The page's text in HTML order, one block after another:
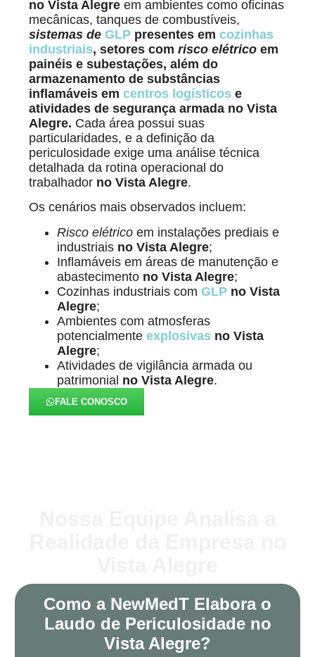
no Vista Alegre em ambientes como oficinas
mecânicas, tanques de combustíveis,
sistemas de GLP presentes emcozinhas
industriais, setores comrisco elétrico em
painéis e subestações, além do
armazenamento de substâncias
inflamáveis emcentros logísticos e
atividades de segurança armada no Vista
Alegre. Cada área possui suas
particularidades, e a definição da
periculosidade exige uma análise técnica
detalhada da rotina operacional do
trabalhador no Vista Alegre.
Os cenários mais observados incluem:
Risco elétrico em instalações prediais e
industriais no Vista Alegre;
Inflamáveis em áreas de manutenção e
abastecimento no Vista Alegre;
Cozinhas industriais comGLP no Vista
Alegre;
Ambientes com atmosferas
potencialmenteexplosivas no Vista
Alegre;
Atividades de vigilância armada ou
patrimonial no Vista Alegre.
FALE CONOSCO
Como a NewMedT Elabora o
Laudo de Periculosidade no
Vista Alegre?